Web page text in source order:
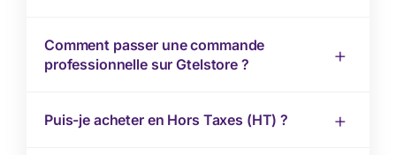
Comment passer une commande
professionnelle sur Gtelstore ?
Puis-je acheter en Hors Taxes (HT) ?